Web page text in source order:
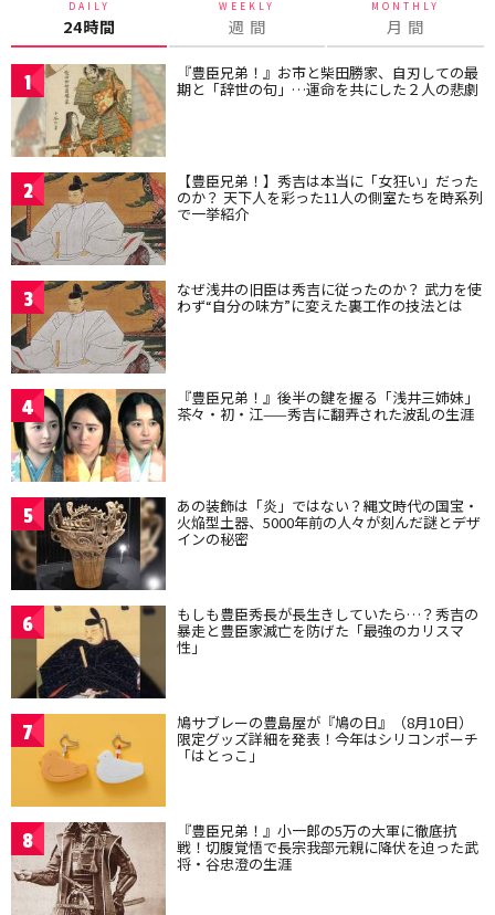
DAILY
24時間
WEEKLY
週 間
MONTHLY
月 間
1 『豊臣兄弟！』お市と柴田勝家、自刃しての最
期と「辞世の句」…運命を共にした２人の悲劇
2 【豊臣兄弟！】秀吉は本当に「女狂い」だった
のか？ 天下人を彩った11人の側室たちを時系列
で一挙紹介
3 なぜ浅井の旧臣は秀吉に従ったのか？ 武力を使
わず“自分の味方”に変えた裏工作の技法とは
4 『豊臣兄弟！』後半の鍵を握る「浅井三姉妹」
茶々・初・江——秀吉に翻弄された波乱の生涯
5 あの装飾は「炎」ではない？縄文時代の国宝・
火焔型土器、5000年前の人々が刻んだ謎とデザ
インの秘密
6 もしも豊臣秀長が長生きしていたら…？秀吉の
暴走と豊臣家滅亡を防げた「最強のカリスマ
性」
7 鳩サブレーの豊島屋が『鳩の日』（8月10日）
限定グッズ詳細を発表！今年はシリコンポーチ
「はとっこ」
8 『豊臣兄弟！』小一郎の5万の大軍に徹底抗
戦！切腹覚悟で長宗我部元親に降伏を迫った武
将・谷忠澄の生涯